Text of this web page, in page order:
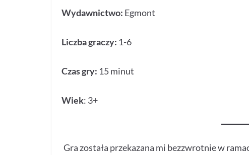
Wydawnictwo: Egmont
Liczba graczy: 1-6
Czas gry: 15 minut
Wiek: 3+
Gra została przekazana mi bezzwrotnie w